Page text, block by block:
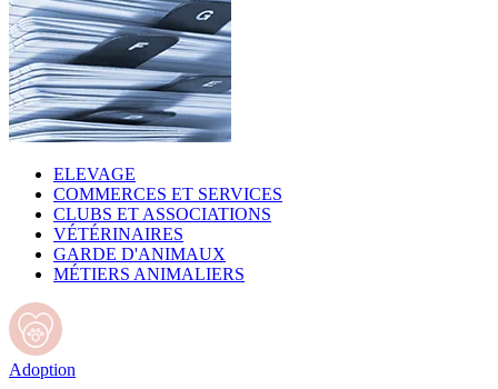
ELEVAGE
COMMERCES ET SERVICES
CLUBS ET ASSOCIATIONS
VÉTÉRINAIRES
GARDE D'ANIMAUX
MÉTIERS ANIMALIERS
Adoption